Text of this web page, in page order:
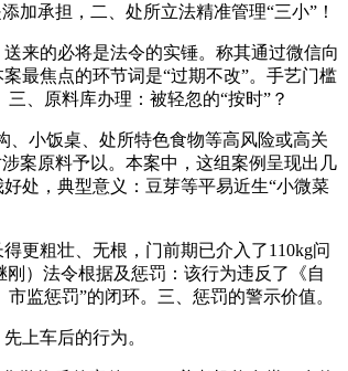
加承担，二、处所立法精准管理“三小”！
来的必将是法令的实锤。称其通过微信向
最焦点的环节词是“过期不改”。手艺门槛
、原料库办理：被轻忽的“按时”？
小饭桌、处所特色食物等高风险或高关
案原料予以。本案中，这组案例呈现出几
处，典型意义：豆芽等平易近生“小微菜
更粗壮、无根，门前期已介入了110kg问
）法令根据及惩罚：该行为违反了《自
监惩罚”的闭环。三、惩罚的警示价值。
上车后的行为。